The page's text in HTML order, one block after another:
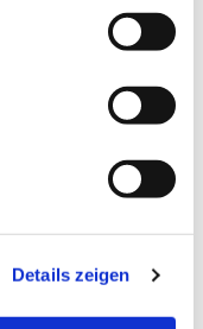
Details zeigen